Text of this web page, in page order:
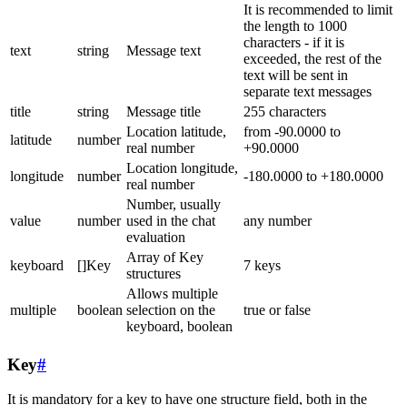
text string Message text
It is recommended to limit
the length to 1000
characters - if it is
exceeded, the rest of the
text will be sent in
separate text messages
title
string Message title
255 characters
latitude
number
Location latitude,
real number
from -90.0000 to
+90.0000
longitude
number
Location longitude,
real number
-180.0000 to +180.0000
value number
Number, usually
used in the chat
evaluation
any number
keyboard []Key
Array of Key
structures
7 keys
multiple boolean
Allows multiple
selection on the
keyboard, boolean
true or false
Key#
It is mandatory for a key to have one structure field, both in the